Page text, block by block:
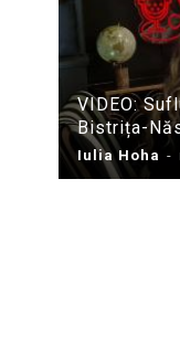
VIDEO:
Bistrița-
Iulia Hoha -